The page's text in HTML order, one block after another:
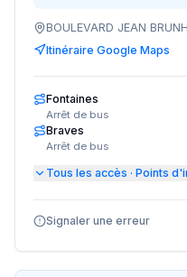
BOULEVARD JEAN
Itinéraire Google Maps
Fontaines
Arrêt de bus
Braves
Arrêt de bus
Tous les accès · Points
Signaler une erreur